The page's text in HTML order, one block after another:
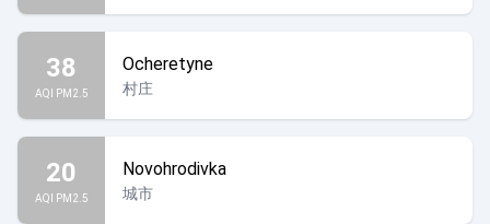
38
AQI PM2.5
Ocheretyne
村庄
20
AQI PM2.5
Novohrodivka
城市